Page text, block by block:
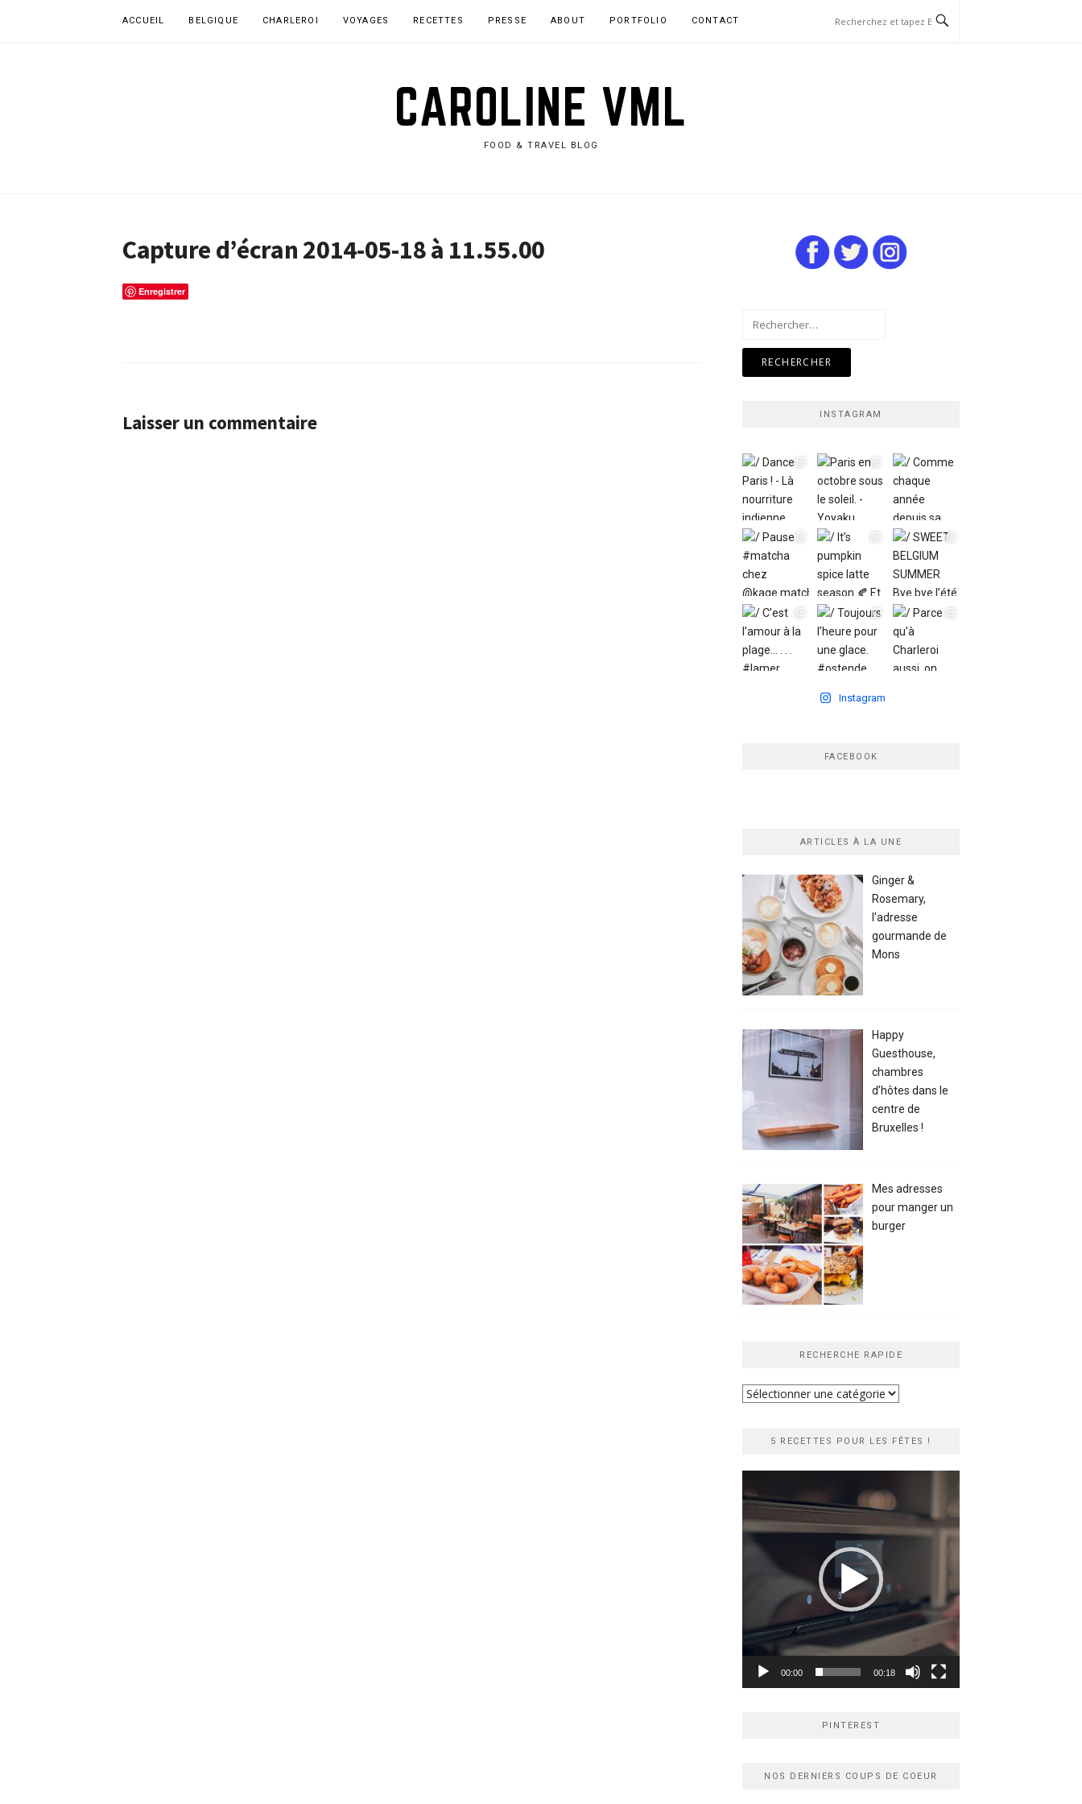
ACCUEIL BELGIQUE CHARLEROI VOYAGES RECETTES PRESSE ABOUT PORTFOLIO CONTACT
CAROLINE VML
FOOD & TRAVEL BLOG
Capture d’écran 2014-05-18 à 11.55.00
Enregistrer
Laisser un commentaire INSTAGRAM
Instagram
FACEBOOK
ARTICLES À LA UNE
Ginger &
Rosemary,
l’adresse
gourmande de
Mons
Happy
Guesthouse,
chambres
d’hôtes dans le
centre de
Bruxelles !
Mes adresses
pour manger un
burger
RECHERCHE RAPIDE
Recherche
5 RECETTES POUR LES FÊTES !
vidéo
00:00 00:18
PINTEREST
NOS DERNIERS COUPS DE COEUR